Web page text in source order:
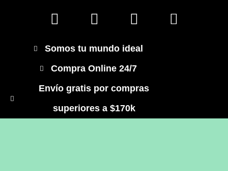
Somos tu mundo ideal
Compra Online 24/7
Envío gratis por compras
superiores a $170k